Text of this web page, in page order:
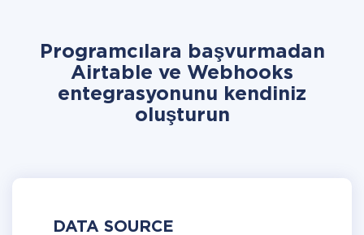
Programcılara başvurmadan
Airtable ve Webhooks
entegrasyonunu kendiniz
oluşturun
DATA SOURCE